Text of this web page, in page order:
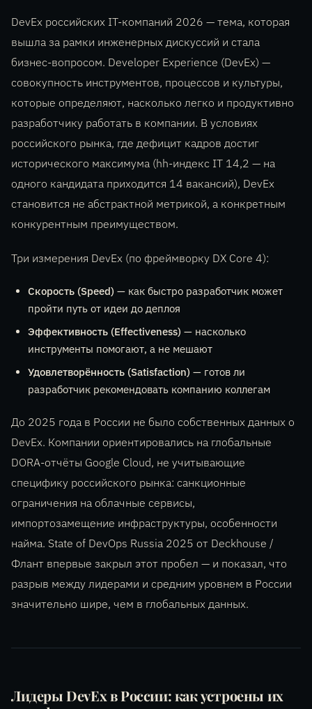
DevEx российских IT-компаний 2026 — тема, которая
вышла за рамки инженерных дискуссий и стала
бизнес-вопросом. Developer Experience (DevEx) —
совокупность инструментов, процессов и культуры,
которые определяют, насколько легко и продуктивно
разработчику работать в компании. В условиях
российского рынка, где дефицит кадров достиг
исторического максимума (hh-индекс IT 14,2 — на
одного кандидата приходится 14 вакансий), DevEx
становится не абстрактной метрикой, а конкретным
конкурентным преимуществом.
Три измерения DevEx (по фреймворку DX Core 4):
Скорость (Speed) — как быстро разработчик может
пройти путь от идеи до деплоя
Эффективность (Effectiveness) — насколько
инструменты помогают, а не мешают
Удовлетворённость (Satisfaction) — готов ли
разработчик рекомендовать компанию коллегам
До 2025 года в России не было собственных данных о
DevEx. Компании ориентировались на глобальные
DORA-отчёты Google Cloud, не учитывающие
специфику российского рынка: санкционные
ограничения на облачные сервисы,
импортозамещение инфраструктуры, особенности
найма. State of DevOps Russia 2025 от Deckhouse /
Флант впервые закрыл этот пробел — и показал, что
разрыв между лидерами и средним уровнем в России
значительно шире, чем в глобальных данных.
Лидеры DevEx в России: как устроены их